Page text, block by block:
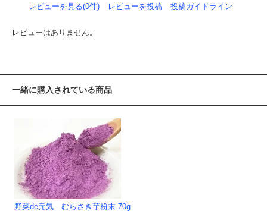
レビューを見る(0件)
レビューを投稿 投稿ガイドライン
レビューはありません。
一緒に購入されている商品
野菜de元気 むらさき芋粉末 70g